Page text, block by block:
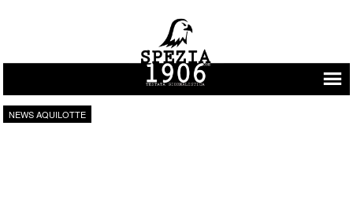
Vai al contenuto
NEWS AQUILOTTE